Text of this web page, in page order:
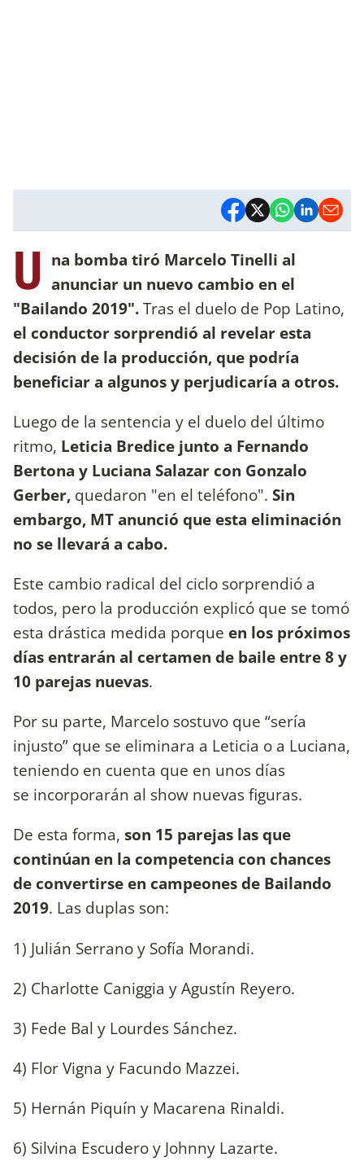
U na bomba tiró Marcelo Tinelli al
anunciar un nuevo cambio en el
"Bailando 2019".Tras el duelo de Pop Latino,
el conductor sorprendió al revelar esta
decisión de la producción, que podría
beneficiar a algunos y perjudicaría a otros.
Luego de la sentencia y el duelo del último
ritmo, Leticia Bredice junto a Fernando
Bertona y Luciana Salazar con Gonzalo
Gerber, quedaron "en el teléfono". Sin
embargo, MT anunció que esta eliminación
no se llevará a cabo.
Este cambio radical del ciclo sorprendió a
todos, pero la producción explicó que se tomó
esta drástica medida porque en los próximos
días entrarán al certamen de baile entre 8 y
10 parejas nuevas.
Por su parte, Marcelo sostuvo que “sería
injusto” que se eliminara a Leticia o a Luciana,
teniendo en cuenta que en unos días
se incorporarán al show nuevas figuras.
De esta forma, son 15 parejas las que
continúan en la competencia con chances
de convertirse en campeones de Bailando
2019. Las duplas son:
1) Julián Serrano y Sofía Morandi.
2) Charlotte Caniggia y Agustín Reyero.
3) Fede Bal y Lourdes Sánchez.
4) Flor Vigna y Facundo Mazzei.
5) Hernán Piquín y Macarena Rinaldi.
6) Silvina Escudero y Johnny Lazarte.